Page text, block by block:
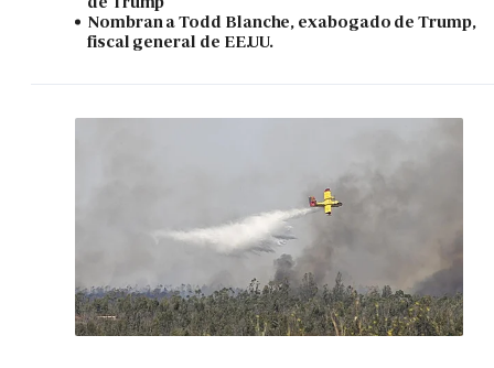
Nombran a Todd Blanche, exabogado de Trump,
fiscal general de EE.UU.